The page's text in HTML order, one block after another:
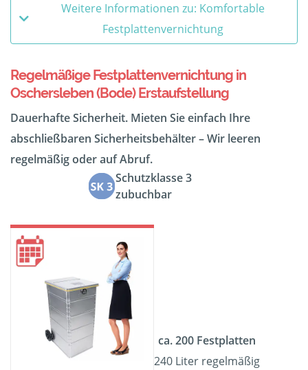
Weitere Informationen zu: Komfortable
Festplattenvernichtung
Regelmäßige Festplattenvernichtung in
Oschersleben (Bode) Erstaufstellung
Dauerhafte Sicherheit. Mieten Sie einfach Ihre
abschließbaren Sicherheitsbehälter – Wir leeren
regelmäßig oder auf Abruf.
Schutzklasse 3
zubuchbar
ca. 200 Festplatten
240 Liter regelmäßig